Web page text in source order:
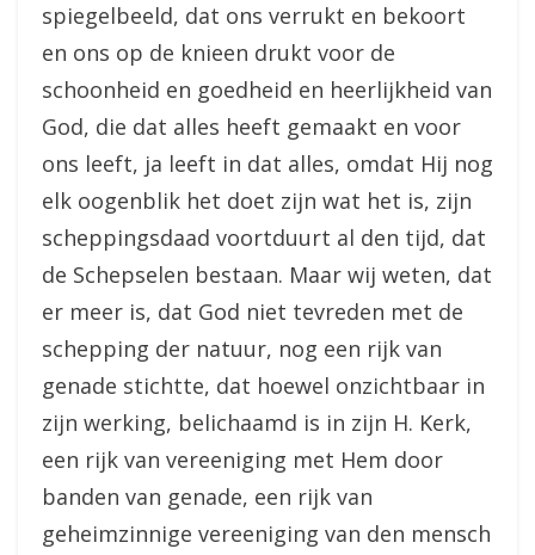
spiegelbeeld, dat ons verrukt en bekoort
en ons op de knieen drukt voor de
schoonheid en goedheid en heerlijkheid van
God, die dat alles heeft gemaakt en voor
ons leeft, ja leeft in dat alles, omdat Hij nog
elk oogenblik het doet zijn wat het is, zijn
scheppingsdaad voortduurt al den tijd, dat
de Schepselen bestaan. Maar wij weten, dat
er meer is, dat God niet tevreden met de
schepping der natuur, nog een rijk van
genade stichtte, dat hoewel onzichtbaar in
zijn werking, belichaamd is in zijn H. Kerk,
een rijk van vereeniging met Hem door
banden van genade, een rijk van
geheimzinnige vereeniging van den mensch